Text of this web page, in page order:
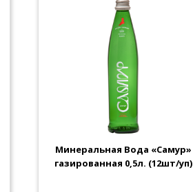
Минеральная Вода «Самур»
газированная 0,5л. (12шт/уп)